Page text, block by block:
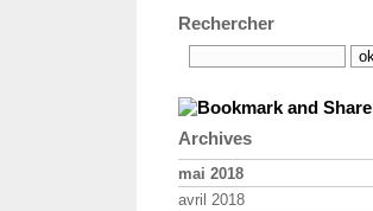
Rechercher
Archives
mai 2018
avril 2018